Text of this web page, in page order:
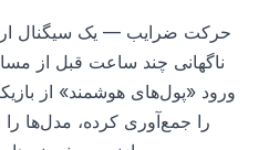
حرکت ضرایب — یک سیگنال
ناگهانی چند ساعت قبل از
ورود «پول‌های هوشمند» از